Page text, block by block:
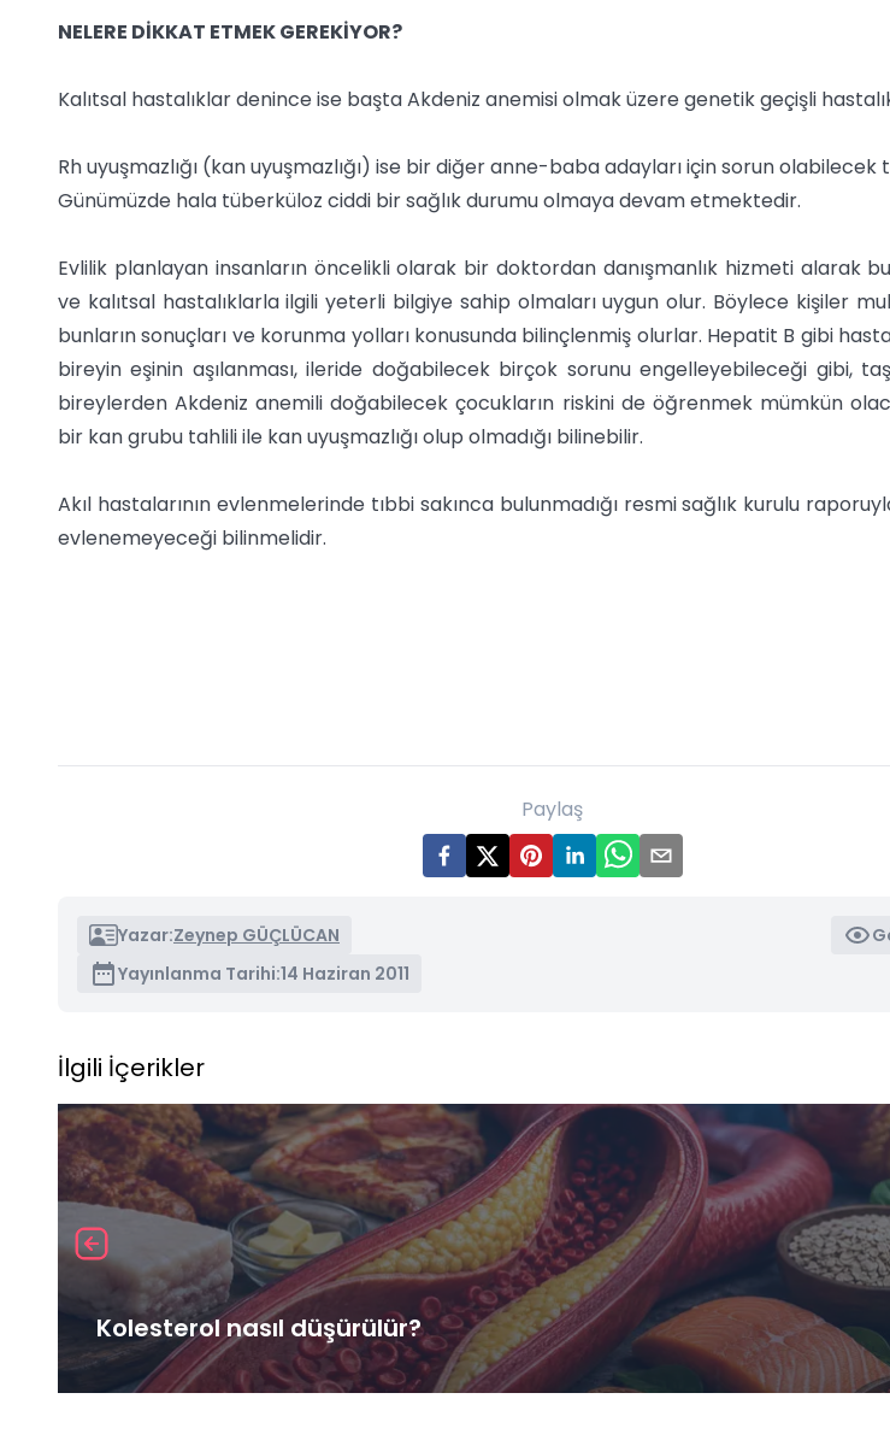
NELERE DİKKAT ETMEK GEREKİYOR?
Kalıtsal hastalıklar denince ise başta Akdeniz anemisi olmak üzere genetik geçişli
Rh uyuşmazlığı (kan uyuşmazlığı) ise bir diğer anne-baba adayları için sorun olabilecek
Günümüzde hala tüberküloz ciddi bir sağlık durumu olmaya devam etmektedir.
Evlilik planlayan insanların öncelikli olarak bir doktordan danışmanlık hizmeti alarak
ve kalıtsal hastalıklarla ilgili yeterli bilgiye sahip olmaları uygun olur. Böylece kişiler
bunların sonuçları ve korunma yolları konusunda bilinçlenmiş olurlar. Hepatit B gibi hasta
bireyin eşinin aşılanması, ileride doğabilecek birçok sorunu engelleyebileceği gibi,
bireylerden Akdeniz anemili doğabilecek çocukların riskini de öğrenmek mümkün
bir kan grubu tahlili ile kan uyuşmazlığı olup olmadığı bilinebilir.
Akıl hastalarının evlenmelerinde tıbbi sakınca bulunmadığı resmi sağlık kurulu
evlenemeyeceği bilinmelidir.
Paylaş
Yazar:Zeynep GÜÇLÜCAN
Yayınlanma Tarihi:14 Haziran 2011
İlgili İçerikler
Kolesterol nasıl düşürülür?